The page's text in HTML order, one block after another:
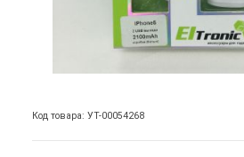
Код товара: УТ-00054268